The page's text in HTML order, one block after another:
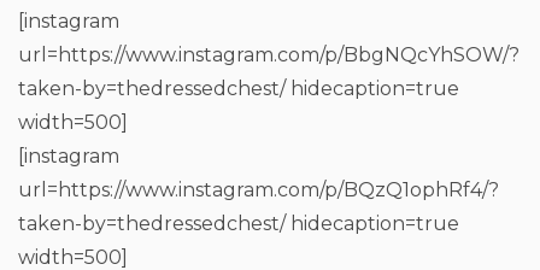
[instagram
url=https://www.instagram.com/p/BbgNQcYhSOW/?
taken-by=thedressedchest/ hidecaption=true
width=500]
[instagram
url=https://www.instagram.com/p/BQzQ1ophRf4/?
taken-by=thedressedchest/ hidecaption=true
width=500]